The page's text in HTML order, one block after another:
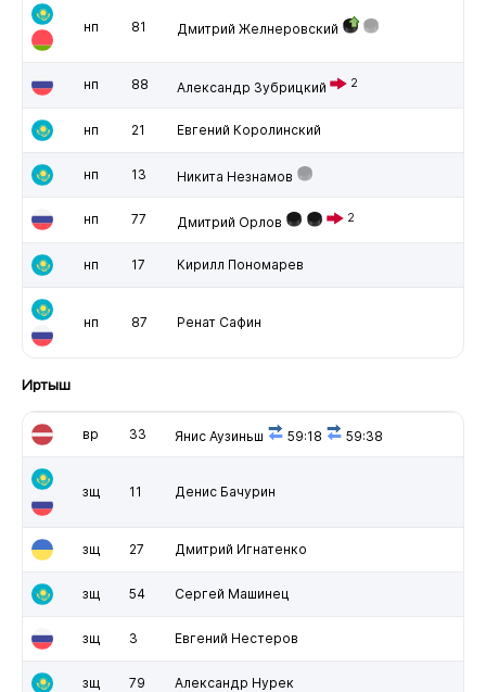
нп 81 Дмитрий Желнеровский
нп 88 Александр Зубрицкий 2
нп 21 Евгений Королинский
нп 13 Никита Незнамов
нп 77 Дмитрий Орлов 2
нп 17 Кирилл Пономарев
нп 87 Ренат Сафин
Иртыш
вр 33 Янис Аузиньш 59:18 59:38
зщ 11 Денис Бачурин
зщ 27 Дмитрий Игнатенко
зщ 54 Сергей Машинец
зщ 3 Евгений Нестеров
зщ 79 Александр Нурек